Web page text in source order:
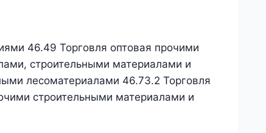
46.49 Торговля оптовая прочими
строительными материалами и
лесоматериалами 46.73.2 Торговля
строительными материалами и